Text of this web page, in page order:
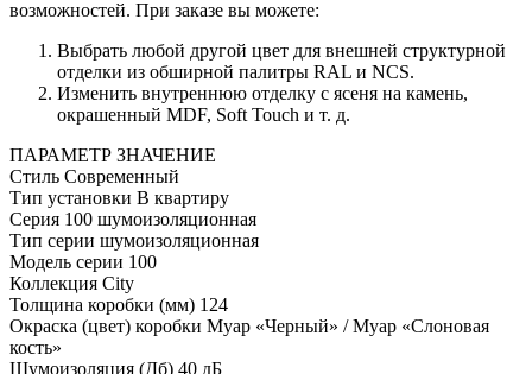
возможностей. При заказе вы можете:
Выбрать любой другой цвет для внешней структурной
отделки из обширной палитры RAL и NCS.
Изменить внутреннюю отделку с ясеня на камень,
окрашенный MDF, Soft Touch и т. д.
ПАРАМЕТР ЗНАЧЕНИЕ
Стиль Современный
Тип установки В квартиру
Серия 100 шумоизоляционная
Тип серии шумоизоляционная
Модель серии 100
Коллекция City
Толщина коробки (мм) 124
Окраска (цвет) коробки Муар «Черный» / Муар «Слоновая
кость»
Шумоизоляция (Дб) 40 дБ